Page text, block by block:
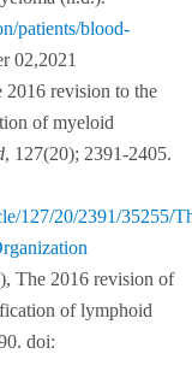
patients/blood-
02,2021
revision to the
of myeloid
, 127(20); 2391-2405.
127/20/2391/35255/
The 2016 revision of
of lymphoid
doi: